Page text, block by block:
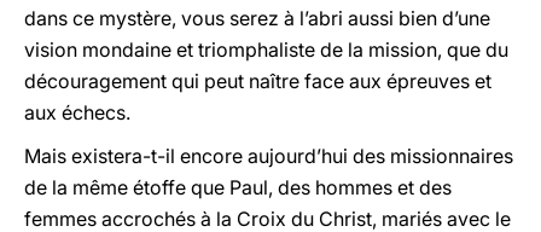
dans ce mystère, vous serez à l’abri aussi bien d’une
vision mondaine et triomphaliste de la mission, que du
découragement qui peut naître face aux épreuves et
aux échecs.
Mais existera-t-il encore aujourd’hui des missionnaires
de la même étoffe que Paul, des hommes et des
femmes accrochés à la Croix du Christ, mariés avec le